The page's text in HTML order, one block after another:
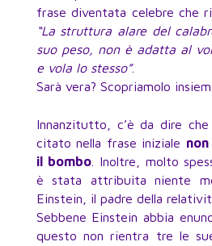
frase diventata celebre che
“La struttura alare del
suo peso, non è adatta al
e vola lo stesso”.
Sarà vera? Scopriamolo
Innanzitutto, c’è da dire
citato nella frase iniziale
il bombo. Inoltre, molto
è stata attribuita niente
Einstein, il padre della
Sebbene Einstein abbia
questo non rientra tre le